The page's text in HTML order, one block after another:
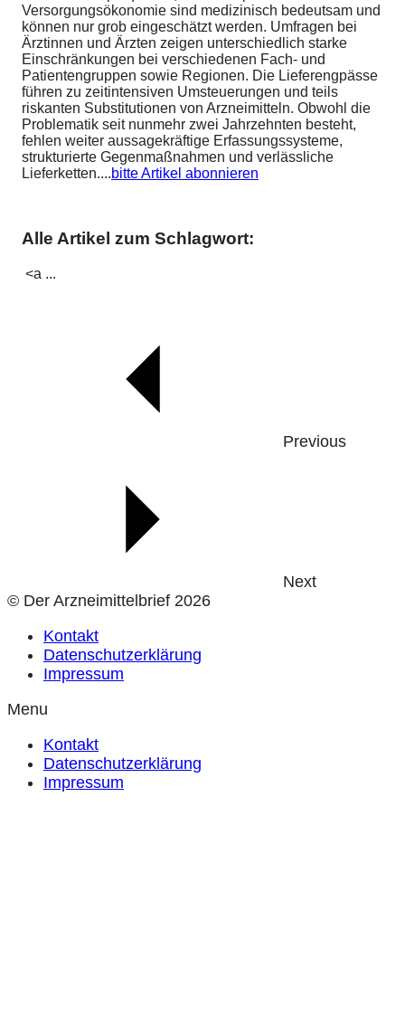
Versorgungsökonomie sind medizinisch bedeutsam und
können nur grob eingeschätzt werden. Umfragen bei
Ärztinnen und Ärzten zeigen unterschiedlich starke
Einschränkungen bei verschiedenen Fach- und
Patientengruppen sowie Regionen. Die Lieferengpässe
führen zu zeitintensiven Umsteuerungen und teils
riskanten Substitutionen von Arzneimitteln. Obwohl die
Problematik seit nunmehr zwei Jahrzehnten besteht,
fehlen weiter aussagekräftige Erfassungssysteme,
strukturierte Gegenmaßnahmen und verlässliche
Lieferketten....bitte Artikel abonnieren
Alle Artikel zum Schlagwort:
<a ...
Previous
Next
© Der Arzneimittelbrief 2026
Kontakt
Datenschutzerklärung
Impressum
Menu
Kontakt
Datenschutzerklärung
Impressum